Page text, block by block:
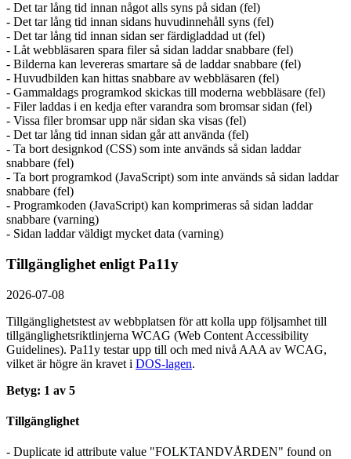
- Det tar lång tid innan något alls syns på sidan (fel)
- Det tar lång tid innan sidans huvudinnehåll syns (fel)
- Det tar lång tid innan sidan ser färdigladdad ut (fel)
- Låt webbläsaren spara filer så sidan laddar snabbare (fel)
- Bilderna kan levereras smartare så de laddar snabbare (fel)
- Huvudbilden kan hittas snabbare av webbläsaren (fel)
- Gammaldags programkod skickas till moderna webbläsare (fel)
- Filer laddas i en kedja efter varandra som bromsar sidan (fel)
- Vissa filer bromsar upp när sidan ska visas (fel)
- Det tar lång tid innan sidan går att använda (fel)
- Ta bort designkod (CSS) som inte används så sidan laddar
snabbare (fel)
- Ta bort programkod (JavaScript) som inte används så sidan laddar
snabbare (fel)
- Programkoden (JavaScript) kan komprimeras så sidan laddar
snabbare (varning)
- Sidan laddar väldigt mycket data (varning)
Tillgänglighet enligt Pa11y
2026-07-08
Tillgänglighetstest av webbplatsen för att kolla upp följsamhet till
tillgänglighets­riktlinjerna WCAG (Web Content Accessibility
Guidelines). Pa11y testar upp till och med nivå AAA av WCAG,
vilket är högre än kravet i DOS-lagen.
Betyg: 1 av 5
Tillgänglighet
- Duplicate id attribute value "FOLKTANDVÅRDEN" found on